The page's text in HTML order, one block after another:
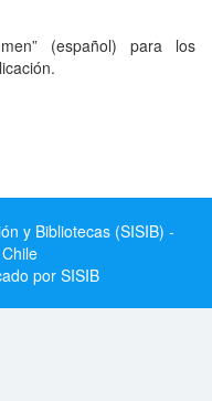
(español) para los
y Bibliotecas (SISIB) -
por SISIB